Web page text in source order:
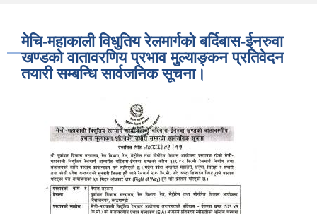
मेचि-महाकाली विधुतिय रेलमार्गको बर्दिबास-ईनरुवा
खण्डको वातावरणिय प्रभाव मुल्याङ्कन प्रतिवेदन
तयारी सम्बन्धि सार्वजनिक सूचना।